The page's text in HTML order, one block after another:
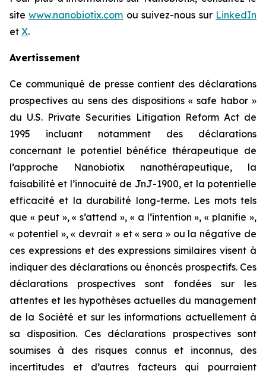
sitewww.nanobiotix.com ou suivez-nous sur LinkedIn
et X.
Avertissement
Ce communiqué de presse contient des déclarations
prospectives au sens des dispositions « safe habor »
du U.S. Private Securities Litigation Reform Act de
1995 incluant notamment des déclarations
concernant le potentiel bénéfice thérapeutique de
l’approche Nanobiotix nanothérapeutique, la
faisabilité et l’innocuité de JnJ-1900, et la potentielle
efficacité et la durabilité long-terme. Les mots tels
que « peut », « s’attend », « a l’intention », « planifie »,
« potentiel », « devrait » et « sera » ou la négative de
ces expressions et des expressions similaires visent à
indiquer des déclarations ou énoncés prospectifs. Ces
déclarations prospectives sont fondées sur les
attentes et les hypothèses actuelles du management
de la Société et sur les informations actuellement à
sa disposition. Ces déclarations prospectives sont
soumises à des risques connus et inconnus, des
incertitudes et d’autres facteurs qui pourraient